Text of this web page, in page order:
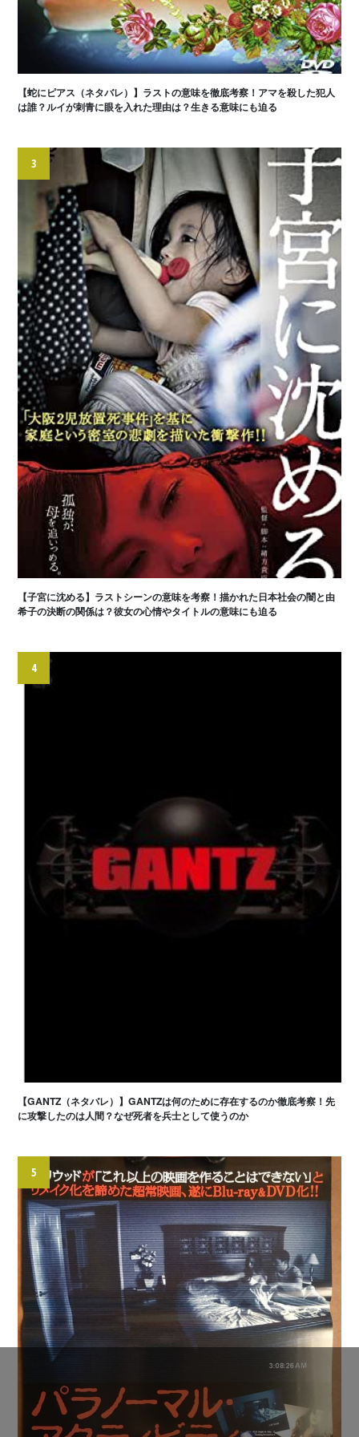
【蛇にピアス（ネタバレ）】ラストの意味を徹底考察！アマを殺した犯人
は誰？ルイが刺青に眼を入れた理由は？生きる意味にも迫る
3
【子宮に沈める】ラストシーンの意味を考察！描かれた日本社会の闇と由
希子の決断の関係は？彼女の心情やタイトルの意味にも迫る
4
【GANTZ（ネタバレ）】GANTZは何のために存在するのか徹底考察！先
に攻撃したのは人間？なぜ死者を兵士として使うのか
5